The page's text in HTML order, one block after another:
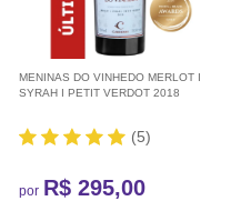
MENINAS DO VINHEDO MERLOT I
SYRAH I PETIT VERDOT 2018
(5)
por R$ 295,00